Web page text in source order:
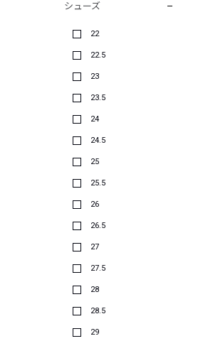
シューズ
22
22.5
23
23.5
24
24.5
25
25.5
26
26.5
27
27.5
28
28.5
29